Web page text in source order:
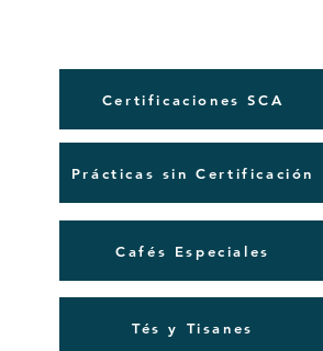
Certificaciones SCA
Prácticas sin Certificación
Cafés Especiales
Tés y Tisanes